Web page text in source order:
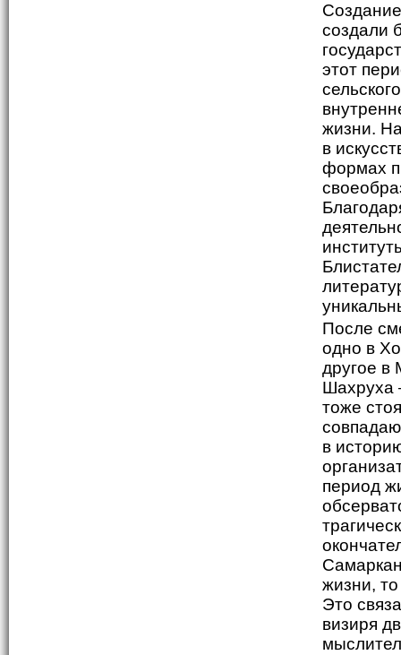
создали
этот
жизни.
в
формах
После
одно в
другое в
Шахруха
тоже
в
период
жизни,
Это
визиря